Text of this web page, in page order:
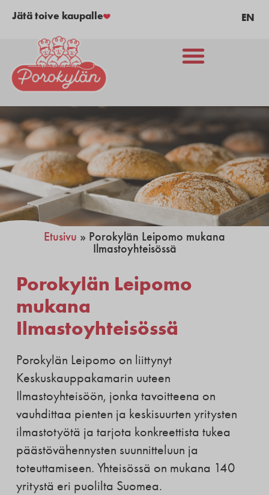
Jätä toive kaupalle EN
Etusivu » Porokylän Leipomo mukana
Ilmastoyhteisössä
Porokylän Leipomo
mukana
Ilmastoyhteisössä
Porokylän Leipomo on liittynyt
Keskuskauppakamarin uuteen
Ilmastoyhteisöön, jonka tavoitteena on
vauhdittaa pienten ja keskisuurten yritysten
ilmastotyötä ja tarjota konkreettista tukea
päästövähennysten suunnitteluun ja
toteuttamiseen. Yhteisössä on mukana 140
yritystä eri puolilta Suomea.